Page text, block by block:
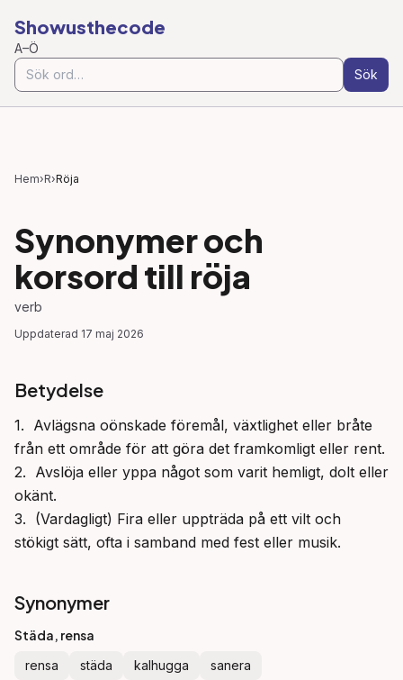
Showusthecode
A–Ö
Sök
Hem›R›Röja
Synonymer och
korsord till röja
verb
Uppdaterad 17 maj 2026
Betydelse
1.  Avlägsna oönskade föremål, växtlighet eller bråte
från ett område för att göra det framkomligt eller rent.
2.  Avslöja eller yppa något som varit hemligt, dolt eller
okänt.
3.  (Vardagligt) Fira eller uppträda på ett vilt och
stökigt sätt, ofta i samband med fest eller musik.
Synonymer
Städa, rensa
rensa städa kalhugga sanera